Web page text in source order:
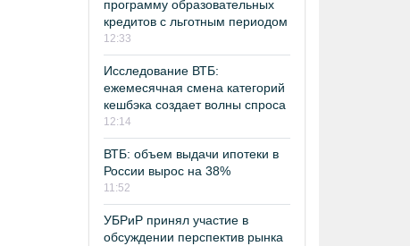
программу образовательных
кредитов с льготным периодом
12:33
Исследование ВТБ:
ежемесячная смена категорий
кешбэка создает волны спроса
12:14
ВТБ: объем выдачи ипотеки в
России вырос на 38%
11:52
УБРиР принял участие в
обсуждении перспектив рынка